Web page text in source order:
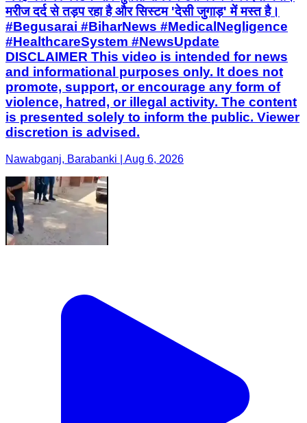
मरीज दर्द से तड़प रहा है और सिस्टम 'देसी जुगाड़' में मस्त है।
#Begusarai #BiharNews #MedicalNegligence
#HealthcareSystem #NewsUpdate
DISCLAIMER This video is intended for news
and informational purposes only. It does not
promote, support, or encourage any form of
violence, hatred, or illegal activity. The content
is presented solely to inform the public. Viewer
discretion is advised.
Nawabganj, Barabanki | Aug 6, 2026